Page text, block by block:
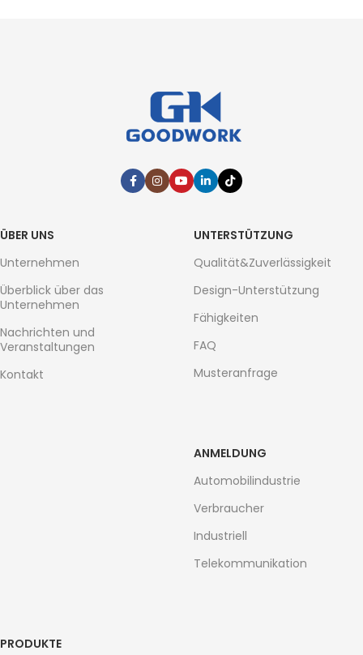
ÜBER UNS
Unternehmen
Überblick über das
Unternehmen
Nachrichten und
Veranstaltungen
Kontakt
UNTERSTÜTZUNG
Qualität&Zuverlässigkeit
Design-Unterstützung
Fähigkeiten
FAQ
Musteranfrage
ANMELDUNG
Automobilindustrie
Verbraucher
Industriell
Telekommunikation
PRODUKTE